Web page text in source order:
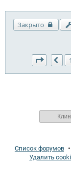
Закрыто
1
Список форумов •
Удалить